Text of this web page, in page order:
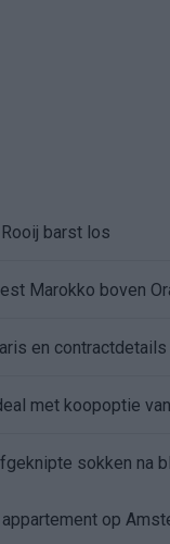
barst los
Marokko boven
en contractdetails
met koopoptie
sokken na
op